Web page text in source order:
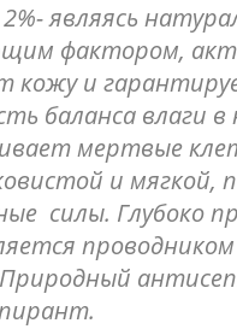
являясь
фактором,
кожу и
баланса влаги в
мертвые
и мягкой,
силы. Глубоко